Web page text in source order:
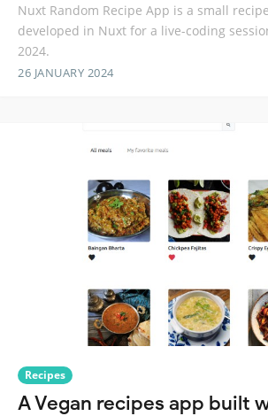
Nuxt Random Recipe App is a small
developed in Nuxt for a live-coding
2024.
26 JANUARY 2024
Recipes
A Vegan recipes app built